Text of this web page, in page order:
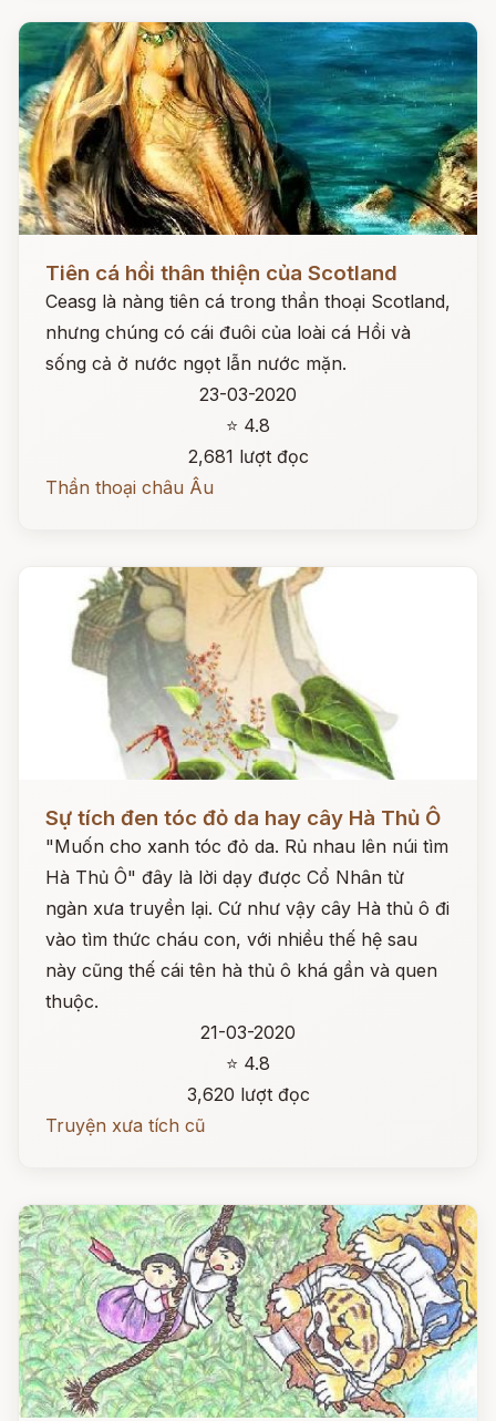
Tiên cá hồi thân thiện của Scotland
Ceasg là nàng tiên cá trong thần thoại Scotland,
nhưng chúng có cái đuôi của loài cá Hồi và
sống cả ở nước ngọt lẫn nước mặn.
23-03-2020
⭐ 4.8
2,681 lượt đọc
Thần thoại châu Âu
Sự tích đen tóc đỏ da hay cây Hà Thủ Ô
"Muốn cho xanh tóc đỏ da. Rủ nhau lên núi tìm
Hà Thủ Ô" đây là lời dạy được Cổ Nhân từ
ngàn xưa truyền lại. Cứ như vậy cây Hà thủ ô đi
vào tìm thức cháu con, với nhiều thế hệ sau
này cũng thế cái tên hà thủ ô khá gần và quen
thuộc.
21-03-2020
⭐ 4.8
3,620 lượt đọc
Truyện xưa tích cũ